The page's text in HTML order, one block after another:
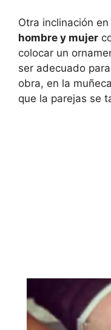
Otra inclinación
hombre y mujer
colocar un
ser adecuado
obra, en la
que la parejas se